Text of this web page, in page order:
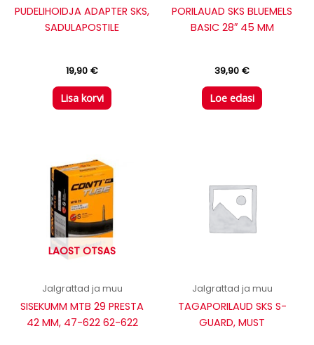
PUDELIHOIDJA ADAPTER SKS,
SADULAPOSTILE
19,90 €
Lisa korvi
PORILAUAD SKS BLUEMELS
BASIC 28″ 45 MM
39,90 €
Loe edasi
LAOST OTSAS
Jalgrattad ja muu
SISEKUMM MTB 29 PRESTA
42 MM, 47-622 62-622
Jalgrattad ja muu
TAGAPORILAUD SKS S-
GUARD, MUST